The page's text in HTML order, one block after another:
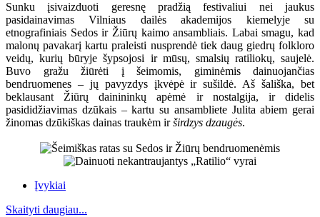
Sunku įsivaizduoti geresnę pradžią festivaliui nei jaukus
pasidainavimas Vilniaus dailės akademijos kiemelyje su
etnografiniais Sedos ir Žiūrų kaimo ansambliais. Labai smagu, kad
malonų pavakarį kartu praleisti nusprendė tiek daug giedrų folkloro
veidų, kurių būryje šypsojosi ir mūsų, smalsių ratiliokų, saujelė.
Buvo gražu žiūrėti į šeimomis, giminėmis dainuojančias
bendruomenes – jų pavyzdys įkvėpė ir sušildė. Aš šališka, bet
beklausant Žiūrų dainininkų apėmė ir nostalgija, ir didelis
pasididžiavimas dzūkais – kartu su ansambliete Julita abiem gerai
žinomas dzūkiškas dainas traukėm irširdzys dzaugės.
Įvykiai
Skaityti daugiau...